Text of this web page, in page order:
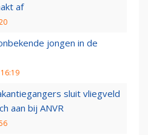
af
jongen in de
sluit vliegveld
aan bij ANVR